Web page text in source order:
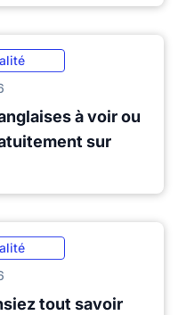
à voir ou
sur
tout savoir